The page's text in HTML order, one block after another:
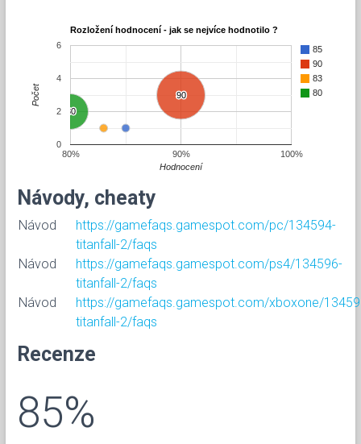
Rozložení hodnocení - jak se nejvíce hodnotilo ?
85
90
83
80
90
90
80
80
80% 90% 100%
0
2
4
6
Hodnocení
Počet
Návody, cheaty
Návod
https://gamefaqs.gamespot.com/pc/134594-
titanfall-2/faqs
Návod
https://gamefaqs.gamespot.com/ps4/134596-
titanfall-2/faqs
Návod
https://gamefaqs.gamespot.com/xboxone/
titanfall-2/faqs
Recenze
85%